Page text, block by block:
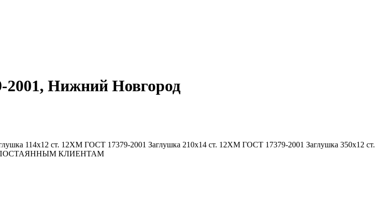
Нижний Новгород
114х12 ст. 12ХМ ГОСТ 17379-2001 Заглушка 210х14 ст. 12ХМ ГОСТ 17379-2001 Заглушка 350х12 ст.
ПОСТАЯННЫМ КЛИЕНТАМ